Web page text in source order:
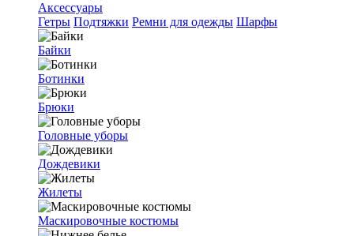
Аксессуары
Гетры Подтяжки Ремни для одежды Шарфы
Байки
Ботинки
Брюки
Головные уборы
Дождевики
Жилеты
Маскировочные костюмы